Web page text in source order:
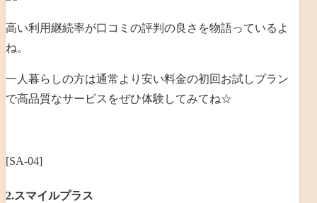
高い利用継続率が口コミの評判の良さを物語っているよ
ね。
一人暮らしの方は通常より安い料金の初回お試しプラン
で高品質なサービスをぜひ体験してみてね☆
[SA-04]
2.スマイルプラス